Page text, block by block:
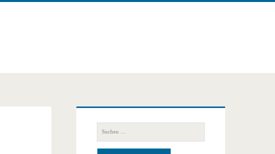
Primäre
Seitenleiste
nach: